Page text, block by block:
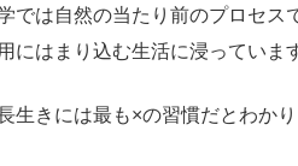
では自然の当たり前のプロセ
にはまり込む生活に浸っていま
生きには最も×の習慣だとわかり